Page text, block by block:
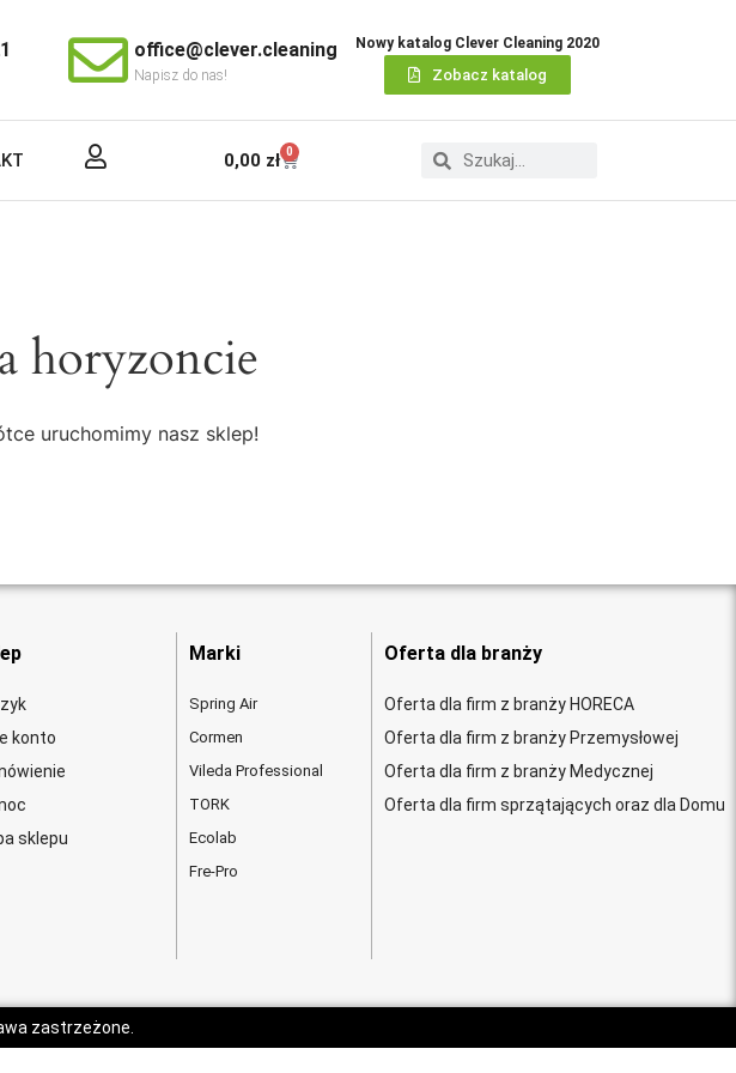
office@clever.cleaning
Napisz do nas!
Nowy katalog Clever Cleaning 2020
Zobacz katalog
0,00 zł 0
horyzoncie
uruchomimy nasz sklep!
konto
sklepu
Marki
Spring Air
Cormen
Vileda Professional
TORK
Ecolab
Fre-Pro
Oferta dla branży
Oferta dla firm z branży HORECA
Oferta dla firm z branży Przemysłowej
Oferta dla firm z branży Medycznej
Oferta dla firm sprzątających oraz dla Domu
zastrzeżone.